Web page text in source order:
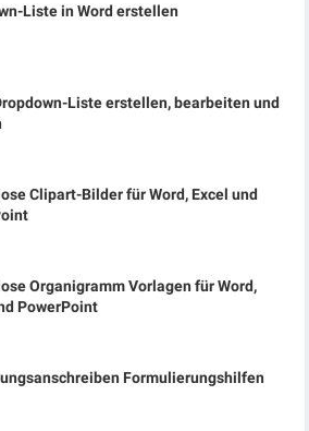
Liste in Word erstellen
Liste erstellen, bearbeiten und
Clipart-Bilder für Word, Excel und
Organigramm Vorlagen für Word,
PowerPoint
Formulierungshilfen